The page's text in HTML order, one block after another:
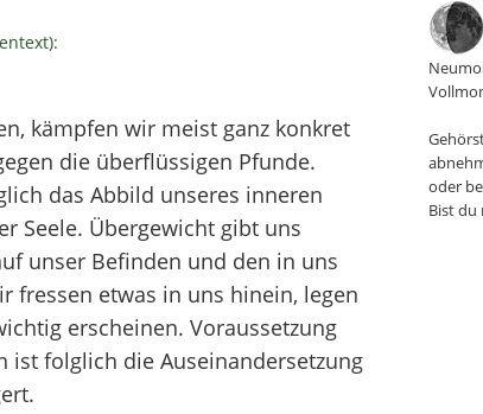
oder
Bist du
kämpfen wir meist ganz konkret
die überflüssigen Pfunde.
das Abbild unseres inneren
Seele. Übergewicht gibt uns
unser Befinden und den in uns
fressen etwas in uns hinein, legen
erscheinen. Voraussetzung
ist folglich die Auseinandersetzung